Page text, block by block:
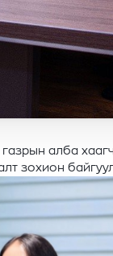
алба
зохион